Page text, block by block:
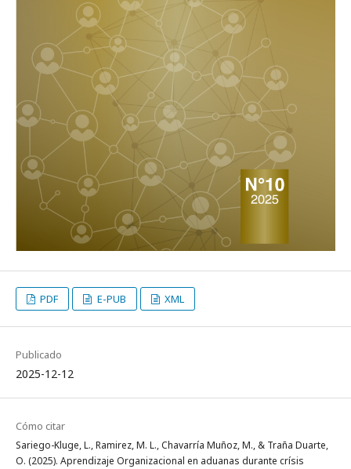
PDF E-PUB XML
Publicado
2025-12-12
Cómo citar
Sariego-Kluge, L., Ramirez, M. L., Chavarría Muñoz, M., & Traña Duarte,
O. (2025). Aprendizaje Organizacional en aduanas durante crísis